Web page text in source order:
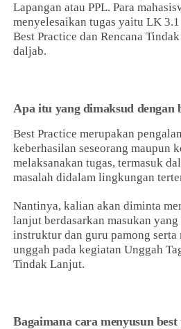
Lapangan atau PPL. Para
menyelesaikan tugas yaitu LK
Best Practice dan Rencana
daljab.
Apa itu yang dimaksud dengan
Best Practice merupakan
keberhasilan seseorang maupun
melaksanakan tugas, termasuk
masalah didalam lingkungan
Nantinya, kalian akan diminta
lanjut berdasarkan masukan
instruktur dan guru pamong
unggah pada kegiatan Unggah
Tindak Lanjut.
Bagaimana cara menyusun best